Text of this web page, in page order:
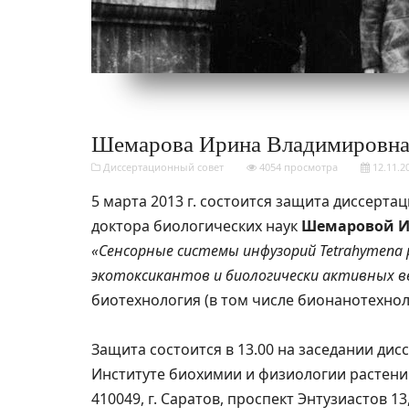
Шемарова Ирина Владимировна
Диссертационный совет 4054 просмотра
5 марта 2013 г. состоится защита
доктора биологических наук Шемаровой
«Сенсорные системы инфузорий
экотоксикантов и биологически активных
биотехнология (в том числе
Защита состоится в 13.00 на заседании
Институте биохимии и физиологии
410049, г. Саратов, проспект Энтузиастов